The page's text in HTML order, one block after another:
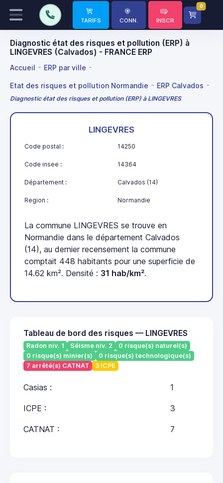
TARIFS CONN. INSCR
0
Diagnostic état des risques et pollution (ERP) à
LINGEVRES (Calvados) - FRANCE ERP
Accueil ERP par ville
Etat des risques et pollution Normandie ERP Calvados
Diagnostic état des risques et pollution (ERP) à LINGEVRES
LINGEVRES
Code postal : 14250
Code insee : 14364
Département : Calvados (14)
Region : Normandie
La commune LINGEVRES se trouve en
Normandie dans le département Calvados
(14), au dernier recensement la commune
comptait 448 habitants pour une superficie de
14.62 km². Densité : 31 hab/km².
Tableau de bord des risques — LINGEVRES
Radon niv. 1 Séisme niv. 2
0 risque(s) naturel(s)
0 risque(s) minier(s)
0 risque(s) technologique(s)
7 arrêté(s) CATNAT
3 ICPE
Casias : 1
ICPE : 3
CATNAT : 7